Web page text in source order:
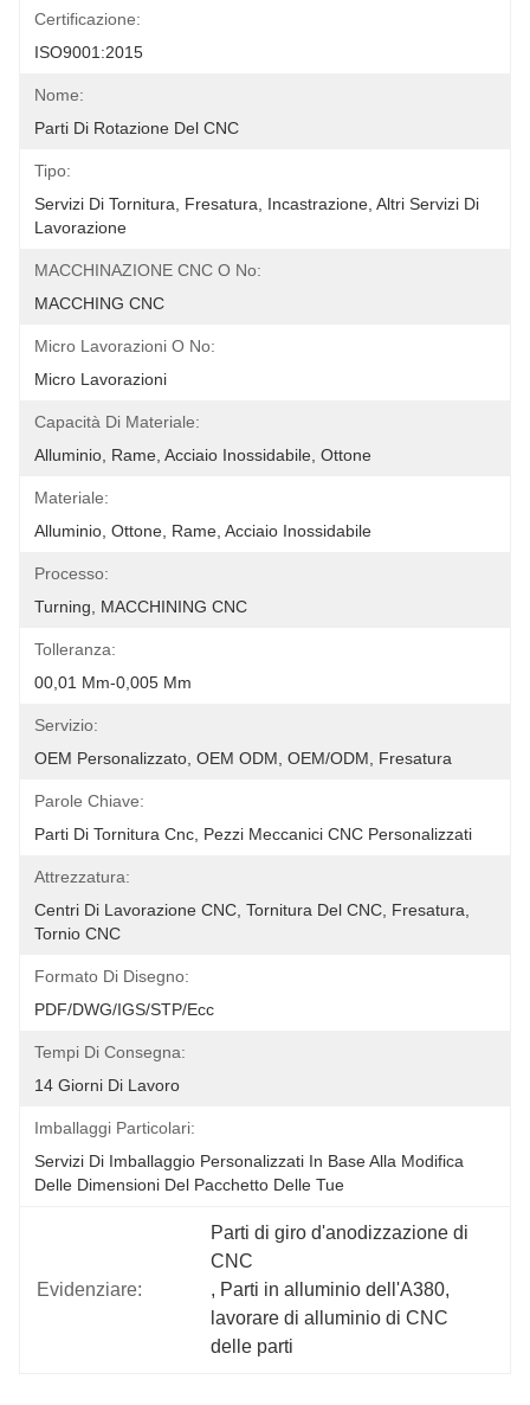
Certificazione:
ISO9001:2015
Nome:
Parti Di Rotazione Del CNC
Tipo:
Servizi Di Tornitura, Fresatura, Incastrazione, Altri Servizi Di
Lavorazione
MACCHINAZIONE CNC O No:
MACCHING CNC
Micro Lavorazioni O No:
Micro Lavorazioni
Capacità Di Materiale:
Alluminio, Rame, Acciaio Inossidabile, Ottone
Materiale:
Alluminio, Ottone, Rame, Acciaio Inossidabile
Processo:
Turning, MACCHINING CNC
Tolleranza:
00,01 Mm-0,005 Mm
Servizio:
OEM Personalizzato, OEM ODM, OEM/ODM, Fresatura
Parole Chiave:
Parti Di Tornitura Cnc, Pezzi Meccanici CNC Personalizzati
Attrezzatura:
Centri Di Lavorazione CNC, Tornitura Del CNC, Fresatura,
Tornio CNC
Formato Di Disegno:
PDF/DWG/IGS/STP/ecc
Tempi Di Consegna:
14 Giorni Di Lavoro
Imballaggi Particolari:
Servizi Di Imballaggio Personalizzati In Base Alla Modifica
Delle Dimensioni Del Pacchetto Delle Tue
Evidenziare:
Parti di giro d'anodizzazione di
CNC
, Parti in alluminio dell'A380,
lavorare di alluminio di CNC
delle parti